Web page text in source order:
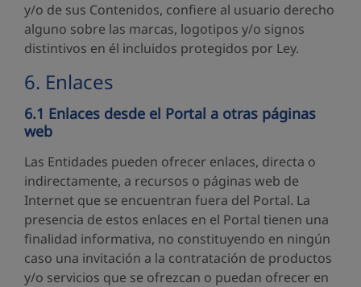
y/o de sus Contenidos, confiere al usuario derecho
alguno sobre las marcas, logotipos y/o signos
distintivos en él incluidos protegidos por Ley.
6. Enlaces
6.1 Enlaces desde el Portal a otras páginas
web
Las Entidades pueden ofrecer enlaces, directa o
indirectamente, a recursos o páginas web de
Internet que se encuentran fuera del Portal. La
presencia de estos enlaces en el Portal tienen una
finalidad informativa, no constituyendo en ningún
caso una invitación a la contratación de productos
y/o servicios que se ofrezcan o puedan ofrecer en